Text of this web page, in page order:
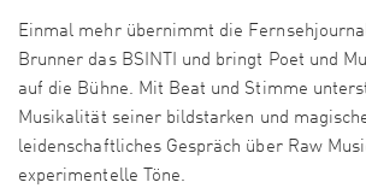
Einmal mehr übernimmt die
Brunner das BSINTI und bringt Poet und
auf die Bühne. Mit Beat und Stimme
Musikalität seiner bildstarken und
leidenschaftliches Gespräch über Raw
experimentelle Töne.